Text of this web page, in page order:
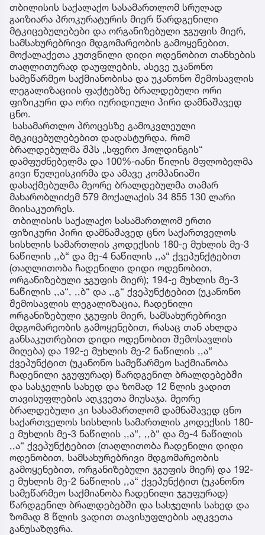
თბილისის საქალაქო სასამართლომ სრულად
გაიზიარა პროკურატურის მიერ წარდგენილი
მტკიცებულებები და ორგანიზებული ჯგუფის მიერ,
სამსახურებრივი მდგომარეობის გამოყენებით,
მოქალაქეთა კუთვნილი დიდი ოდენობით თანხების
თაღლითურად დაუფლების, ასევე უკანონო
სამეწარმეო საქმიანობისა და უკანონო შემოსავლის
ლეგალიზაციის ფაქტებზე ბრალდებული ორი
ფიზიკური და ორი იურიდიული პირი დამნაშავედ
ცნო.
სასამართლო პროცესზე გამოკვლეული
მტკიცებულებებით დადასტურდა, რომ
ბრალდებულმა შპს „სფერო ჰოლდინგის“
დამფუძნებელმა და 100%-იანი წილის მფლობელმა
გივი წულეისკირმა და ამავე კომპანიაში
დასაქმებულმა მეორე ბრალდებულმა თამარ
მახარობლიძემ 579 მოქალაქის 34 855 130 ლარი
მიისაკუთრეს.
თბილისის საქალაქო სასამართლომ ერთი
ფიზიკური პირი დამნაშავედ ცნო საქართველოს
სისხლის სამართლის კოდექსის 180-ე მუხლის მე-3
ნაწილის ,,ბ“ და მე-4 ნაწილის ,,ა“ ქვეპუნქტებით
(თაღლითობა ჩადენილი დიდი ოდენობით,
ორგანიზებული ჯგუფის მიერ); 194-ე მუხლის მე-3
ნაწილის ,,ა“, ,,ბ“ და ,,გ“ ქვეპუნქტებით (უკანონო
შემოსავლის ლეგალიზაცია, ჩადენილი
ორგანიზებული ჯგუფის მიერ, სამსახურებრივი
მდგომარეობის გამოყენებით, რასაც თან ახლდა
განსაკუთრებით დიდი ოდენობით შემოსავლის
მიღება) და 192-ე მუხლის მე-2 ნაწილის ,,ა“
ქვეპუნქტით (უკანონო სამეწარმეო საქმიანობა
ჩადენილი ჯგუფურად) წარდგენილ ბრალდებებში
და სასჯელის სახედ და ზომად 12 წლის ვადით
თავისუფლების აღკვეთა მიუსაჯა. მეორე
ბრალდებული კი სასამართლომ დამნაშავედ ცნო
საქართველოს სისხლის სამართლის კოდექსის 180-
ე მუხლის მე-3 ნაწილის ,,ა“, ,,ბ“ და მე-4 ნაწილის
,,ა“ ქვეპუნქტებით (თაღლითობა ჩადენილი დიდი
ოდენობით, სამსახურებრივი მდგომარეობის
გამოყენებით, ორგანიზებული ჯგუფის მიერ) და 192-
ე მუხლის მე-2 ნაწილის ,,ა“ ქვეპუნქტით (უკანონო
სამეწარმეო საქმიანობა ჩადენილი ჯგუფურად)
წარდგენილ ბრალდებებში და სასჯელის სახედ და
ზომად 8 წლის ვადით თავისუფლების აღკვეთა
განუსაზღვრა.